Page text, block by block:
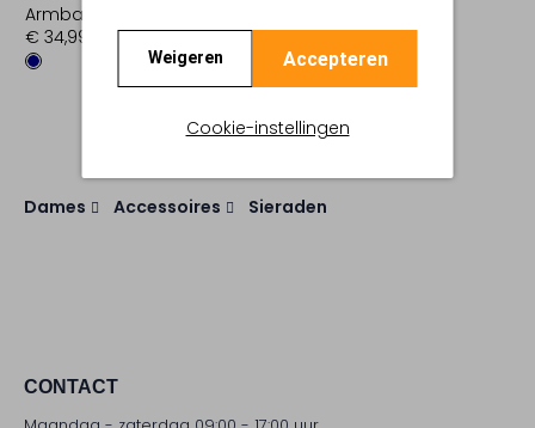
Weigeren Accepteren
Cookie-instellingen
Armband
€ 34,99
Dames Accessoires Sieraden
CONTACT